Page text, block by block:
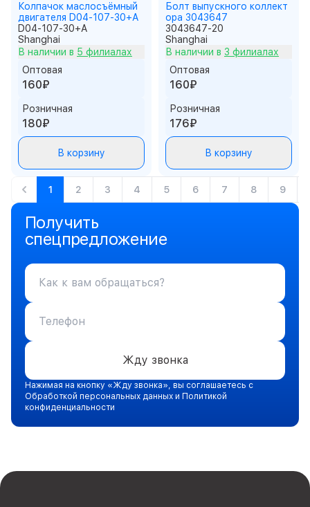
Колпачок маслосъёмный
двигателя D04-107-30+A
D04-107-30+A
Shanghai
В наличии в 5 филиалах
Оптовая
160₽
Розничная
180₽
В корзину
Болт выпускного коллект
ора 3043647
3043647-20
Shanghai
В наличии в 3 филиалах
Оптовая
160₽
Розничная
176₽
В корзину
1 2 3 4 5 6 7 8 9
Получить
спецпредложение
Жду звонка
Нажимая на кнопку «Жду звонка», вы соглашаетесь с
Обработкой персональных данных и Политикой
конфиденциальности